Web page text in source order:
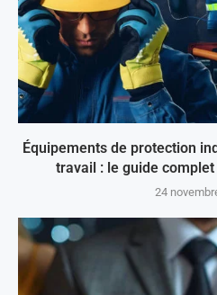
Équipements de protection
travail : le guide
24